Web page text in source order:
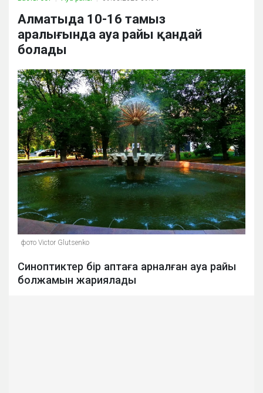
Алматыда 10-16 тамыз
аралығында ауа райы қандай
болады
фото Victor Glutsenko
Синоптиктер бір аптаға арналған ауа райы
болжамын жариялады